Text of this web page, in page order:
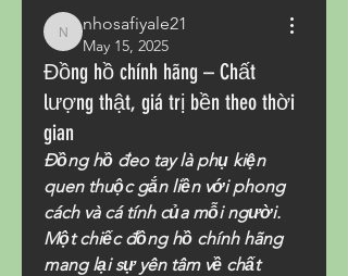
nhosafiyale21
nhosafiyale21
May 15, 2025
Đồng hồ chính hãng – Chất
lượng thật, giá trị bền theo thời
gian
Đồng hồ đeo tay là phụ kiện
quen thuộc gắn liền với phong
cách và cá tính của mỗi người.
Một chiếc đồng hồ chính hãng
mang lại sự yên tâm về chất